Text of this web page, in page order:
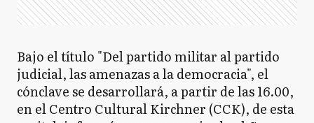
Bajo el título "Del partido militar al partido
judicial, las amenazas a la democracia", el
cónclave se desarrollará, a partir de las 16.00,
en el Centro Cultural Kirchner (CCK), de esta